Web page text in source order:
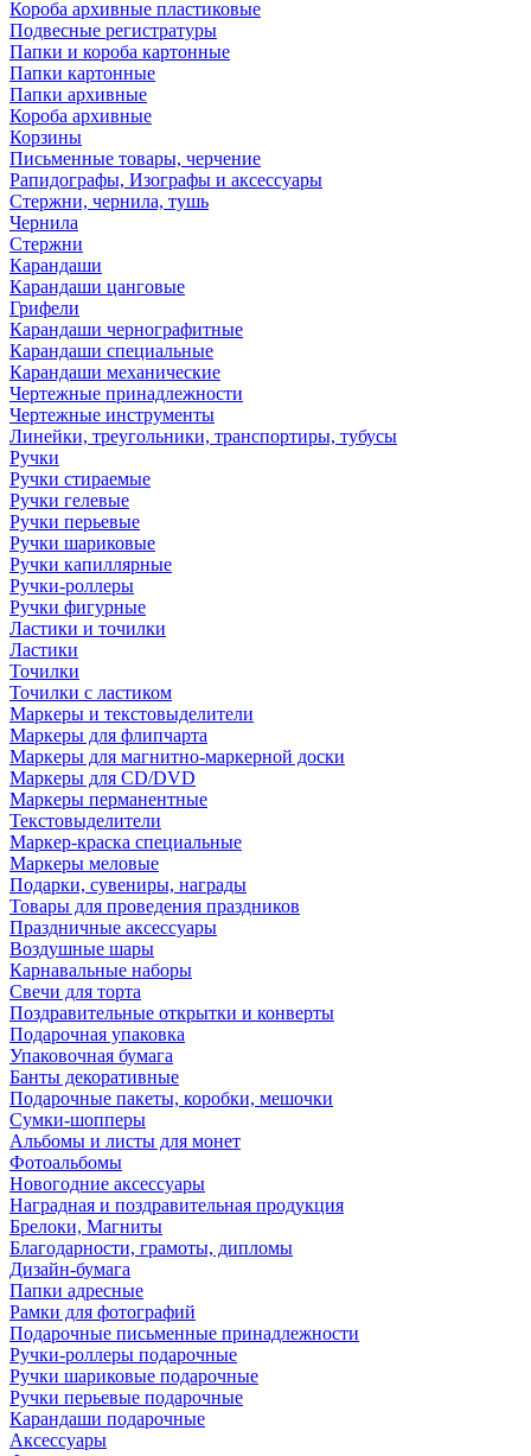
Короба архивные пластиковые
Подвесные регистратуры
Папки и короба картонные
Папки картонные
Папки архивные
Короба архивные
Корзины
Письменные товары, черчение
Рапидографы, Изографы и аксессуары
Стержни, чернила, тушь
Чернила
Стержни
Карандаши
Карандаши цанговые
Грифели
Карандаши чернографитные
Карандаши специальные
Карандаши механические
Чертежные принадлежности
Чертежные инструменты
Линейки, треугольники, транспортиры, тубусы
Ручки
Ручки стираемые
Ручки гелевые
Ручки перьевые
Ручки шариковые
Ручки капиллярные
Ручки-роллеры
Ручки фигурные
Ластики и точилки
Ластики
Точилки
Точилки с ластиком
Маркеры и текстовыделители
Маркеры для флипчарта
Маркеры для магнитно-маркерной доски
Маркеры для CD/DVD
Маркеры перманентные
Текстовыделители
Маркер-краска специальные
Маркеры меловые
Подарки, сувениры, награды
Товары для проведения праздников
Праздничные аксессуары
Воздушные шары
Карнавальные наборы
Свечи для торта
Поздравительные открытки и конверты
Подарочная упаковка
Упаковочная бумага
Банты декоративные
Подарочные пакеты, коробки, мешочки
Сумки-шопперы
Альбомы и листы для монет
Фотоальбомы
Новогодние аксессуары
Наградная и поздравительная продукция
Брелоки, Магниты
Благодарности, грамоты, дипломы
Дизайн-бумага
Папки адресные
Рамки для фотографий
Подарочные письменные принадлежности
Ручки-роллеры подарочные
Ручки шариковые подарочные
Ручки перьевые подарочные
Карандаши подарочные
Аксессуары